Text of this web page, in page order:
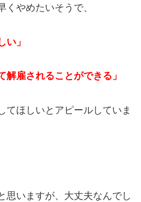
くやめたいそうで、
い」
解雇されることができる」
てほしいとアピールしていま
思いますが、大丈夫なんでし